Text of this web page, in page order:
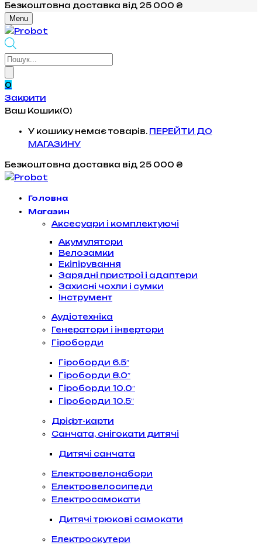
Безкоштовна доставка від 25 000 ₴
Menu
Products
0
Закрити
Ваш Кошик(0)
У кошику немає товарів. ПЕРЕЙТИ ДО
МАГАЗИНУ
Безкоштовна доставка від 25 000 ₴
Головна
Магазин
Аксесуари і комплектуючі
Акумулятори
Велозамки
Екіпірування
Зарядні пристрої і адаптери
Захисні чохли і сумки
Інструмент
Аудіотехніка
Генератори і інвертори
Гіроборди
Гіроборди 6.5″
Гіроборди 8.0″
Гіроборди 10.0″
Гіроборди 10.5″
Дріфт-карти
Санчата, снігокати дитячі
Дитячі санчата
Електровелонабори
Електровелосипеди
Електросамокати
Дитячі трюкові самокати
Електроскутери